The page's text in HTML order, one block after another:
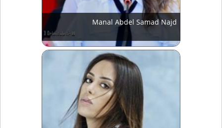
Manal Abdel Samad Najd